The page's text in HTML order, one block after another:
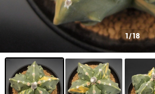
1/18